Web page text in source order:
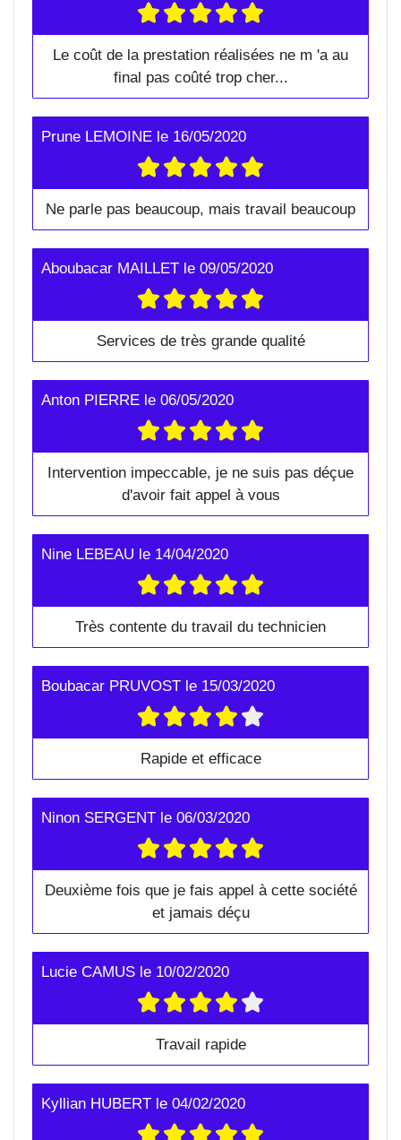
Le coût de la prestation réalisées ne m 'a au
final pas coûté trop cher...
Prune LEMOINE le 16/05/2020
Ne parle pas beaucoup, mais travail beaucoup
Aboubacar MAILLET le 09/05/2020
Services de très grande qualité
Anton PIERRE le 06/05/2020
Intervention impeccable, je ne suis pas déçue
d'avoir fait appel à vous
Nine LEBEAU le 14/04/2020
Très contente du travail du technicien
Boubacar PRUVOST le 15/03/2020
Rapide et efficace
Ninon SERGENT le 06/03/2020
Deuxième fois que je fais appel à cette société
et jamais déçu
Lucie CAMUS le 10/02/2020
Travail rapide
Kyllian HUBERT le 04/02/2020